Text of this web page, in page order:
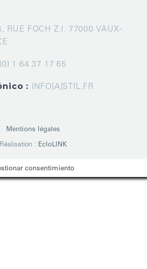
RUE FOCH Z.I. 77000 VAUX-
1 64 37 17 65
: INFO[A]STIL.FR
Mentions légales
Réalisation : EcloLINK
consentimiento